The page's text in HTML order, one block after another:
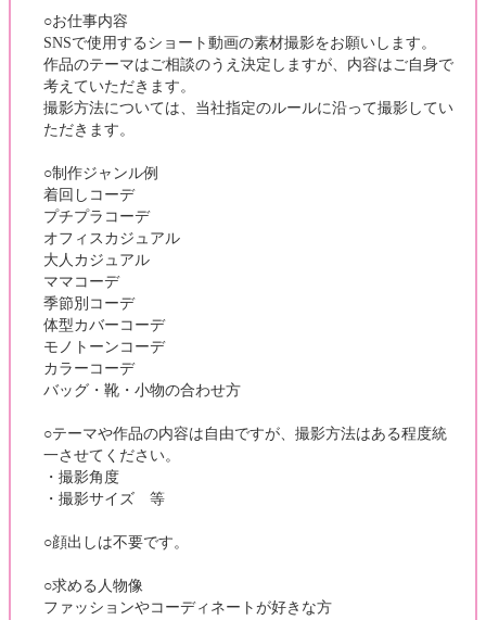
○お仕事内容
SNSで使用するショート動画の素材撮影をお願いします。
作品のテーマはご相談のうえ決定しますが、内容はご自身で
考えていただきます。
撮影方法については、当社指定のルールに沿って撮影してい
ただきます。
○制作ジャンル例
着回しコーデ
プチプラコーデ
オフィスカジュアル
大人カジュアル
ママコーデ
季節別コーデ
体型カバーコーデ
モノトーンコーデ
カラーコーデ
バッグ・靴・小物の合わせ方
○テーマや作品の内容は自由ですが、撮影方法はある程度統
一させてください。
・撮影角度
・撮影サイズ 等
○顔出しは不要です。
○求める人物像
ファッションやコーディネートが好きな方